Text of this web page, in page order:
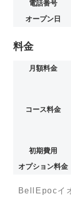
電話番号
オープン日
料金
月額料金
コース料金
初期費用
オプション料金
BellEpocイ